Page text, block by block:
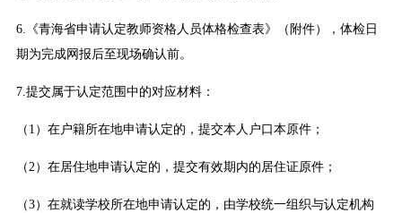
6.《青海省申请认定教师资格人员体格检查表》（附件），体检日
期为完成网报后至现场确认前。
7.提交属于认定范围中的对应材料：
（1）在户籍所在地申请认定的，提交本人户口本原件；
（2）在居住地申请认定的，提交有效期内的居住证原件；
（3）在就读学校所在地申请认定的，由学校统一组织与认定机构